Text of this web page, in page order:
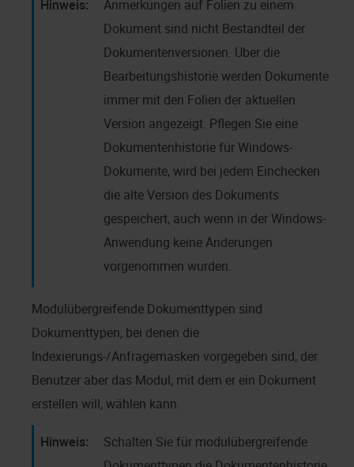
Anmerkungen auf Folien zu einem
Dokument sind nicht Bestandteil der
Dokumentenversionen. Über die
Bearbeitungshistorie werden Dokumente
immer mit den Folien der aktuellen
Version angezeigt. Pflegen Sie eine
Dokumentenhistorie für Windows-
Dokumente, wird bei jedem Einchecken
die alte Version des Dokuments
gespeichert, auch wenn in der Windows-
Anwendung keine Änderungen
vorgenommen wurden.
Modulübergreifende Dokumenttypen sind
Dokumenttypen, bei denen die
Indexierungs-/Anfragemasken vorgegeben sind, der
Benutzer aber das Modul, mit dem er ein Dokument
erstellen will, wählen kann.
Schalten Sie für modulübergreifende